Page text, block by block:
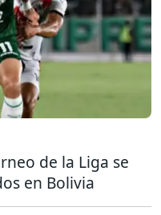
de la Liga se
en Bolivia